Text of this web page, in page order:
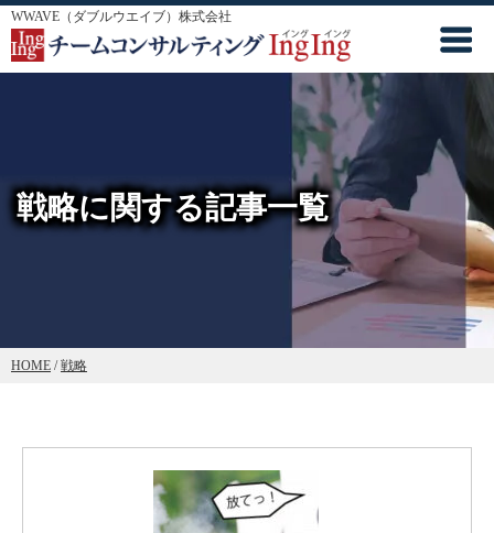
WWAVE（ダブルウエイブ）株式会社
戦略に関する記事一覧
HOME /戦略